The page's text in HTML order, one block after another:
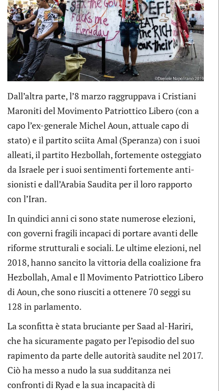
Dall’altra parte, l’8 marzo raggruppava i Cristiani
Maroniti del Movimento Patriottico Libero (con a
capo l’ex-generale Michel Aoun, attuale capo di
stato) e il partito sciita Amal (Speranza) con i suoi
alleati, il partito Hezbollah, fortemente osteggiato
da Israele per i suoi sentimenti fortemente anti-
sionisti e dall’Arabia Saudita per il loro rapporto
con l’Iran.
In quindici anni ci sono state numerose elezioni,
con governi fragili incapaci di portare avanti delle
riforme strutturali e sociali. Le ultime elezioni, nel
2018, hanno sancito la vittoria della coalizione fra
Hezbollah, Amal e Il Movimento Patriottico Libero
di Aoun, che sono riusciti a ottenere 70 seggi su
128 in parlamento.
La sconfitta è stata bruciante per Saad al-Hariri,
che ha sicuramente pagato per l’episodio del suo
rapimento da parte delle autorità saudite nel 2017.
Ciò ha messo a nudo la sua sudditanza nei
confronti di Ryad e la sua incapacità di